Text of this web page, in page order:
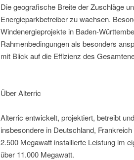
Die geografische Breite der Zuschläge
Energieparkbetreiber zu wachsen.
Windenergieprojekte in Baden-
Rahmenbedingungen als besonders
mit Blick auf die Effizienz des
Über Alterric
Alterric entwickelt, projektiert, betreibt
insbesondere in Deutschland,
2.500 Megawatt installierte Leistung im
über 11.000 Megawatt.